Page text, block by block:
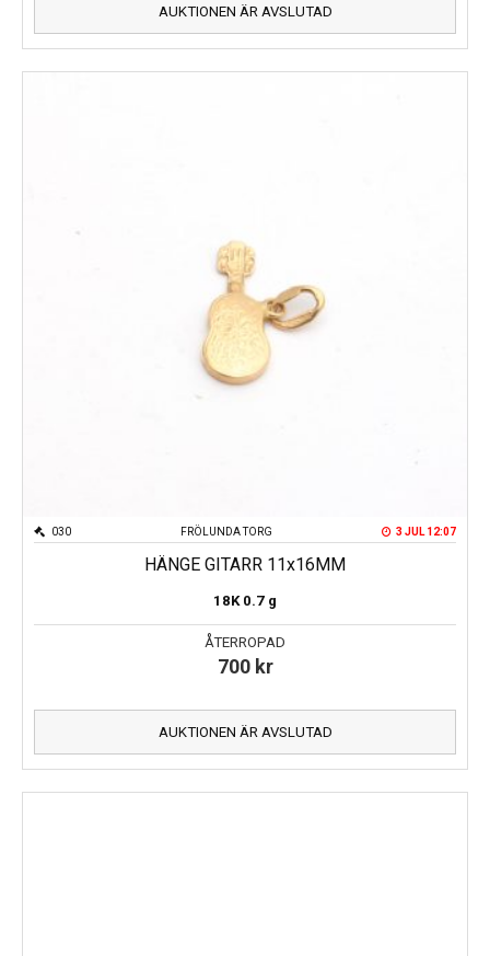
AUKTIONEN ÄR AVSLUTAD
FRÖLUNDA TORG
030 3 JUL 12:07
HÄNGE GITARR 11x16MM
18K 0.7 g
ÅTERROPAD
700 kr
AUKTIONEN ÄR AVSLUTAD